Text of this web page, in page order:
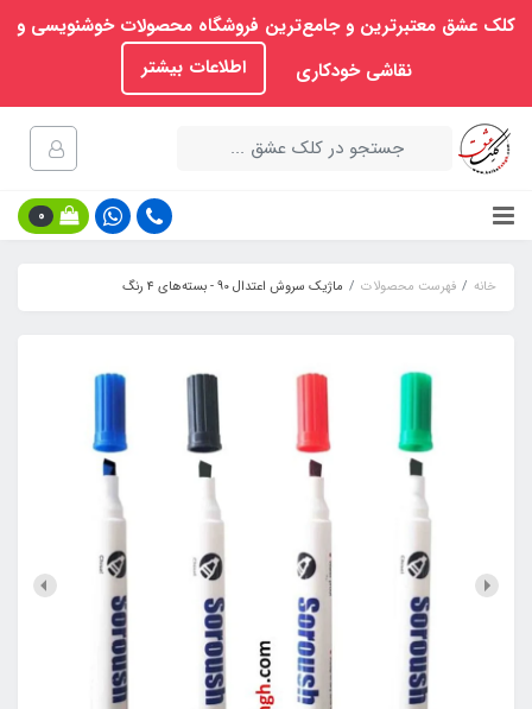
کلک عشق معتبرترین و جامع‌ترین فروشگاه محصولات خوشنویسی و
نقاشی خودکاری
اطلاعات بیشتر
0
خانه فهرست محصولات ماژیک سروش اعتدال 90 - بسته‌های ۴ رنگ